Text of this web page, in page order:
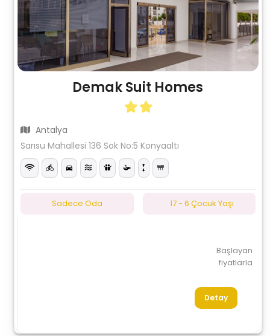
Demak Suit Homes
Antalya
Sarısu Mahallesi 136 Sok No:5 Konyaaltı
Sadece Oda 17 - 6 Çocuk Yaşı
Başlayan
fiyatlarla
Detay